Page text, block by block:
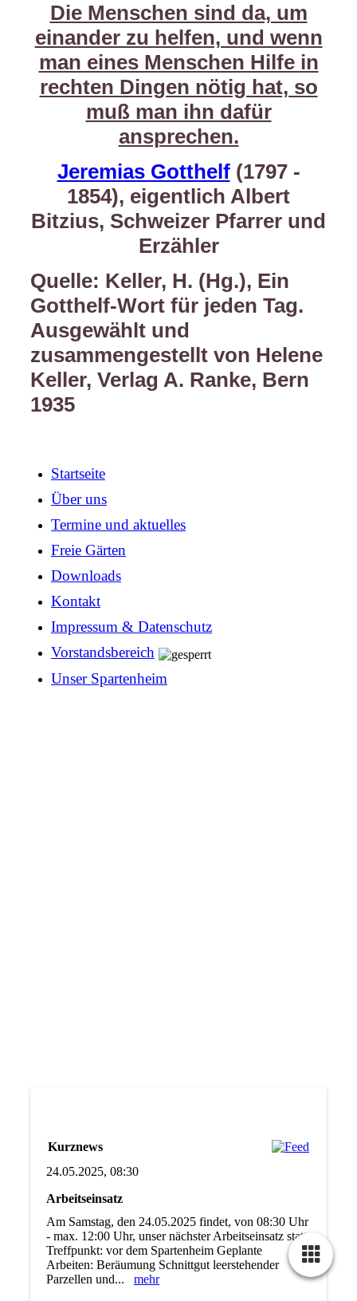
Die Menschen sind da, um
einander zu helfen, und wenn
man eines Menschen Hilfe in
rechten Dingen nötig hat, so
muß man ihn dafür
ansprechen.
Jeremias Gotthelf(1797 -
1854), eigentlich Albert
Bitzius, Schweizer Pfarrer und
Erzähler
Quelle: Keller, H. (Hg.), Ein
Gotthelf-Wort für jeden Tag.
Ausgewählt und
zusammengestellt von Helene
Keller, Verlag A. Ranke, Bern
1935
Startseite
Über uns
Termine und aktuelles
Freie Gärten
Downloads
Kontakt
Impressum & Datenschutz
Vorstandsbereich
Unser Spartenheim
Kurznews
24.05.2025, 08:30
Arbeitseinsatz
Am Samstag, den 24.05.2025 findet, von 08:30 Uhr
- max. 12:00 Uhr, unser nächster Arbeitseinsatz statt.
Treffpunkt: vor dem Spartenheim Geplante
Arbeiten: Beräumung Schnittgut leerstehender
Parzellen und... mehr